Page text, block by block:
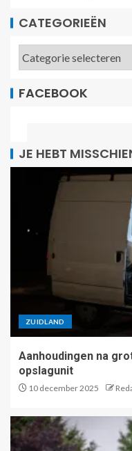
CATEGORIEËN
FACEBOOK
JE HEBT
ZUIDLAND
Aanhoudingen na
opslagunit
10 december 2025